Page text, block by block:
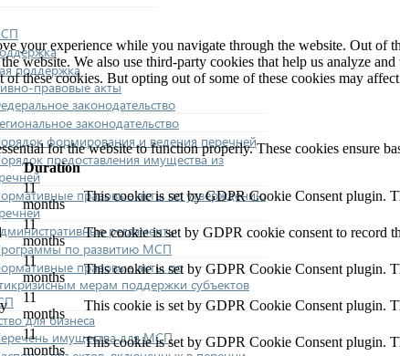
поддержка
правовые акты
законодательство
законодательство
формирования и ведения перечней
предоставления имущества из
правовые акты по утверждению
регламенты
по развитию МСП
правовые акты по
мерам поддержки субъектов
для бизнеса
имущества для МСП
your experience while you navigate through the website. Out of
website. We also use third-party cookies that help us analyze
these cookies. But opting out of some of these cookies may
for the website to function properly. These cookies ensure
Duration
11
months
This cookie is set by GDPR Cookie Consent plugin.
11
months
The cookie is set by GDPR cookie consent to record
11
months
This cookie is set by GDPR Cookie Consent plugin.
11
months
This cookie is set by GDPR Cookie Consent plugin.
11
months
This cookie is set by GDPR Cookie Consent plugin.